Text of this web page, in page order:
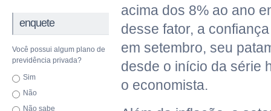
enquete
Você possui algum plano de
previdência privada?
Sim
Não
Não sabe
acima dos 8% ao ano
desse fator, a
em setembro, seu
desde o início da série
o economista.